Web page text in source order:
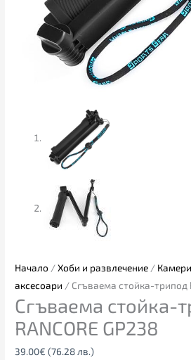
Начало /Хоби и развлечение /
аксесоари / Сгъваема стойка-трипод
Сгъваема стойка-
RANCORE GP238
39.00€ (76.28 лв.)